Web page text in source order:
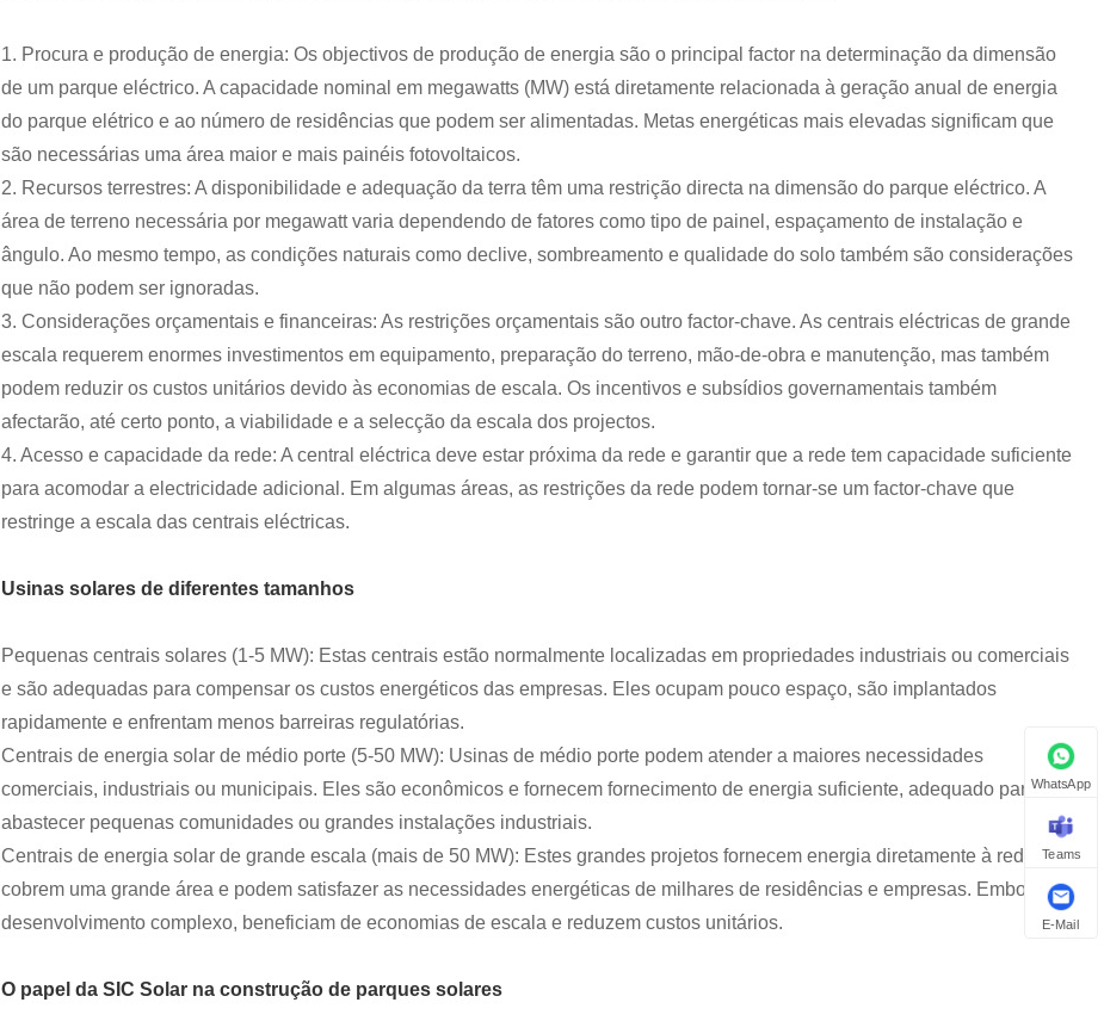
1. Procura e produção de energia: Os objectivos de produção de energia são o principal factor na determinação da dimensão
de um parque eléctrico. A capacidade nominal em megawatts (MW) está diretamente relacionada à geração anual de energia
do parque elétrico e ao número de residências que podem ser alimentadas. Metas energéticas mais elevadas significam que
são necessárias uma área maior e mais painéis fotovoltaicos.
2. Recursos terrestres: A disponibilidade e adequação da terra têm uma restrição directa na dimensão do parque eléctrico. A
área de terreno necessária por megawatt varia dependendo de fatores como tipo de painel, espaçamento de instalação e
ângulo. Ao mesmo tempo, as condições naturais como declive, sombreamento e qualidade do solo também são considerações
que não podem ser ignoradas.
3. Considerações orçamentais e financeiras: As restrições orçamentais são outro factor-chave. As centrais eléctricas de grande
escala requerem enormes investimentos em equipamento, preparação do terreno, mão-de-obra e manutenção, mas também
podem reduzir os custos unitários devido às economias de escala. Os incentivos e subsídios governamentais também
afectarão, até certo ponto, a viabilidade e a selecção da escala dos projectos.
4. Acesso e capacidade da rede: A central eléctrica deve estar próxima da rede e garantir que a rede tem capacidade suficiente
para acomodar a electricidade adicional. Em algumas áreas, as restrições da rede podem tornar-se um factor-chave que
restringe a escala das centrais eléctricas.
Usinas solares de diferentes tamanhos
Pequenas centrais solares (1-5 MW): Estas centrais estão normalmente localizadas em propriedades industriais ou comerciais
e são adequadas para compensar os custos energéticos das empresas. Eles ocupam pouco espaço, são implantados
rapidamente e enfrentam menos barreiras regulatórias.
Centrais de energia solar de médio porte (5-50 MW): Usinas de médio porte podem atender a maiores necessidades
comerciais, industriais ou municipais. Eles são econômicos e fornecem fornecimento de energia suficiente, adequado para
abastecer pequenas comunidades ou grandes instalações industriais.
Centrais de energia solar de grande escala (mais de 50 MW): Estes grandes projetos fornecem energia diretamente à rede,
cobrem uma grande área e podem satisfazer as necessidades energéticas de milhares de residências e empresas. Embora de
desenvolvimento complexo, beneficiam de economias de escala e reduzem custos unitários.
O papel da SIC Solar na construção de parques solares
WhatsApp
Teams
E-Mail